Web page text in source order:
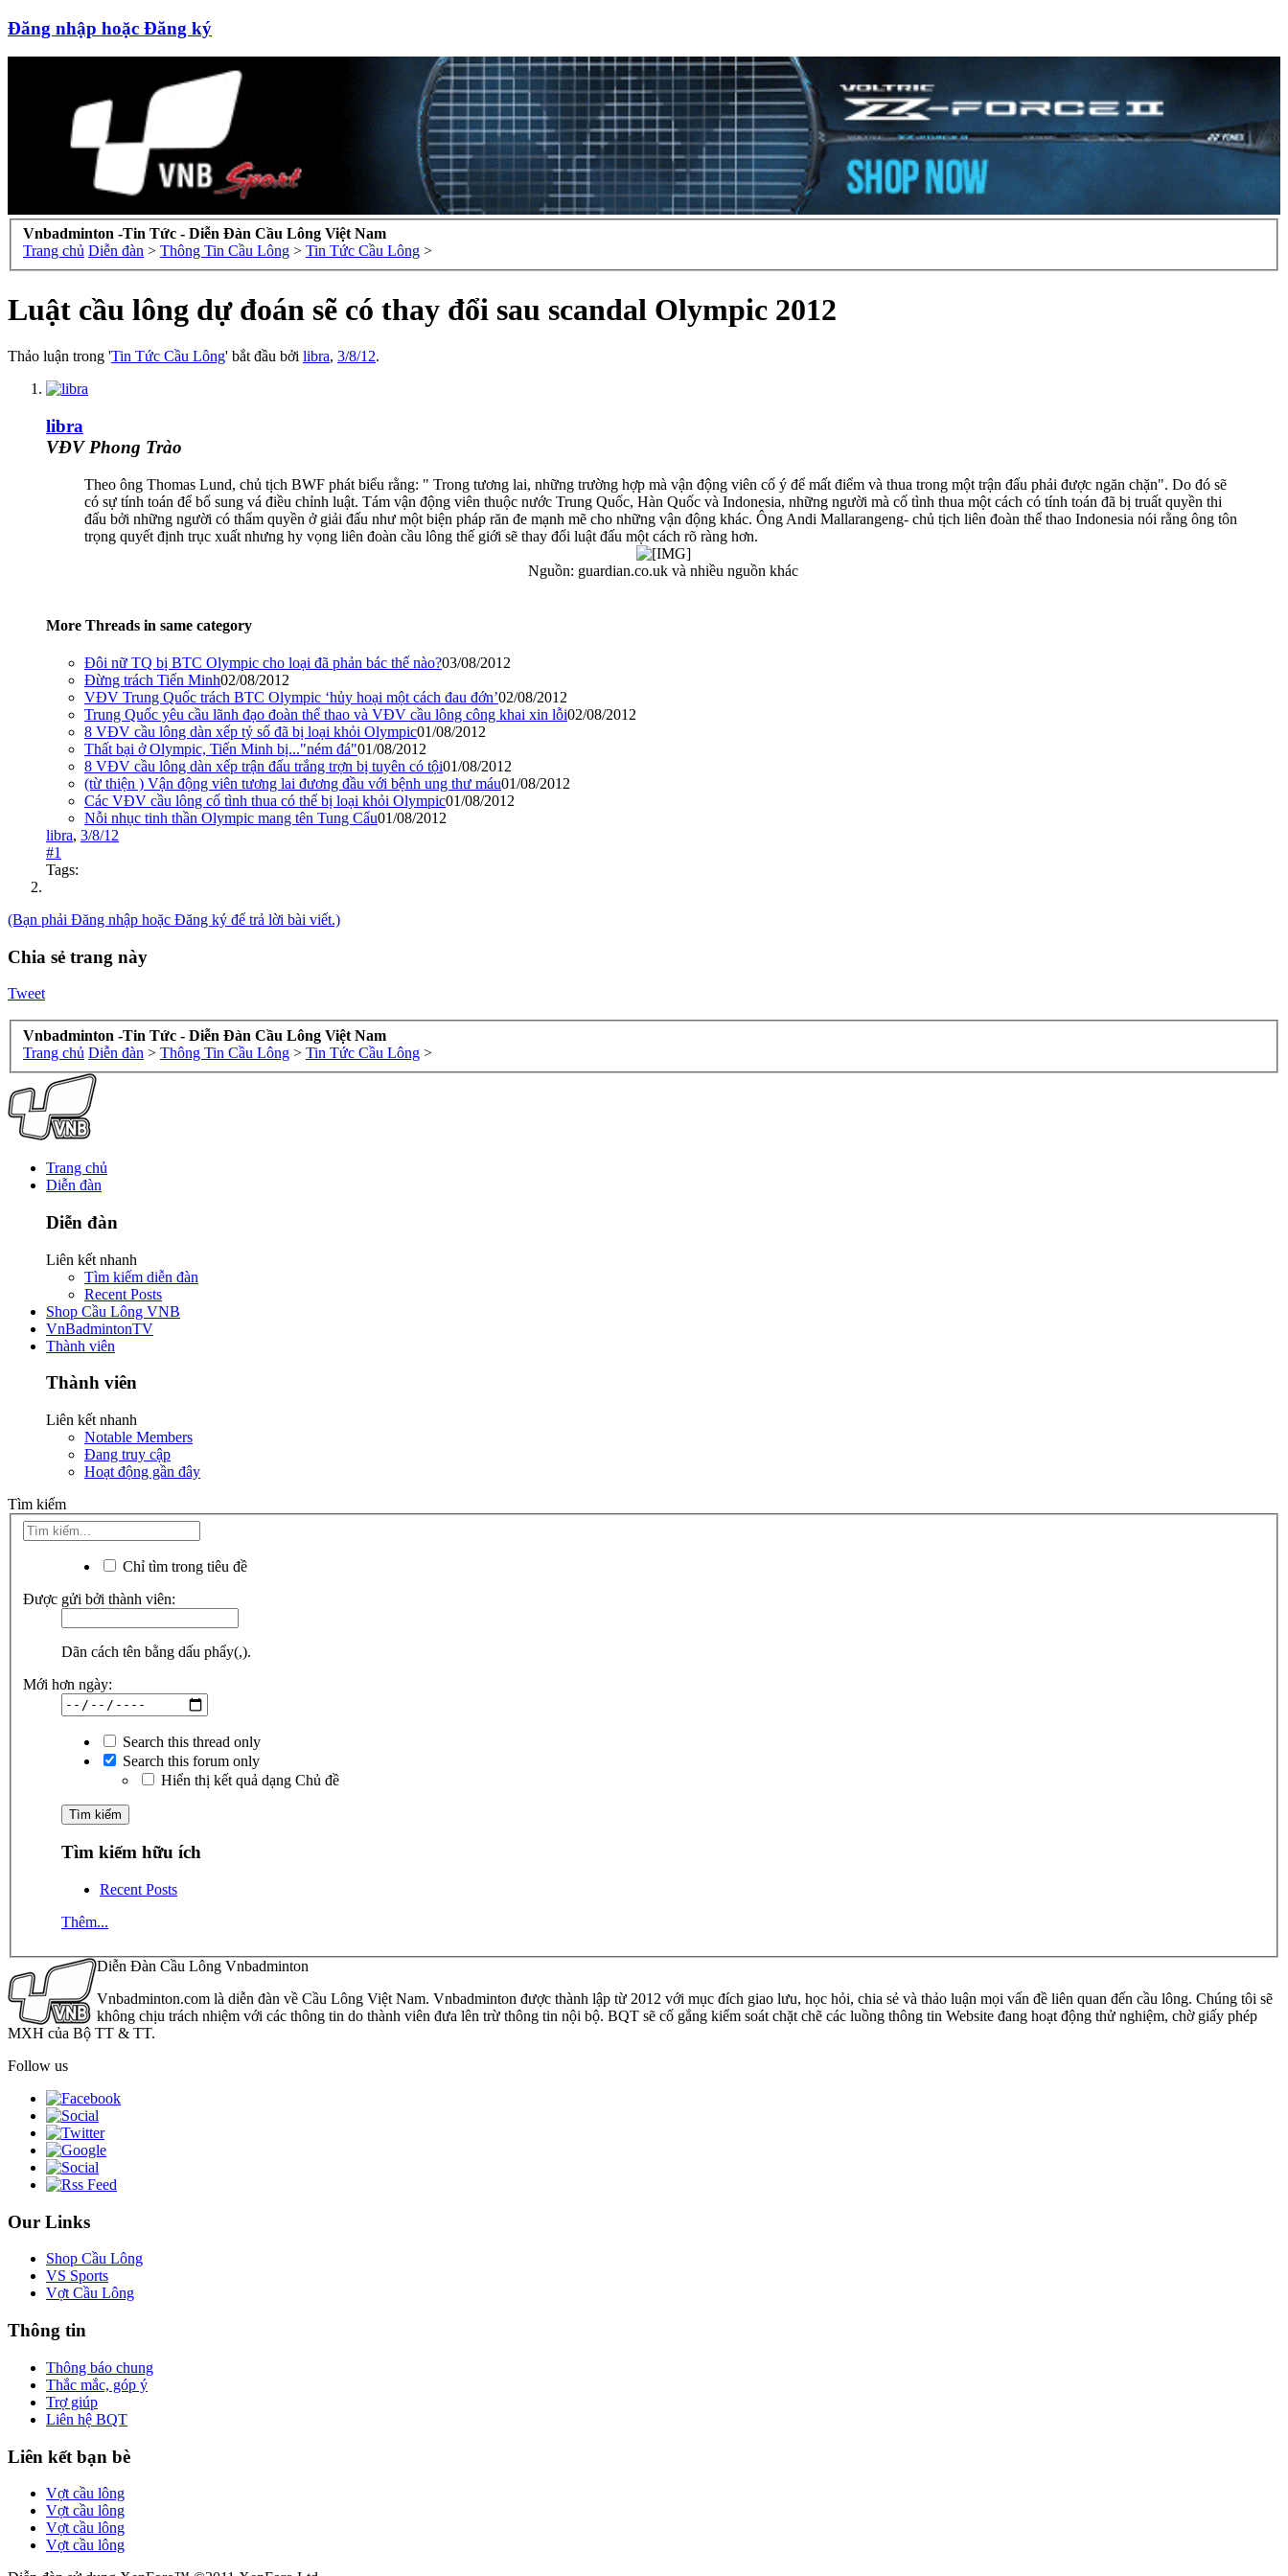
Đăng nhập hoặc Đăng ký
Vnbadminton -Tin Tức - Diễn Đàn Cầu Lông Việt Nam
Trang chủ Diễn đàn > Thông Tin Cầu Lông > Tin Tức Cầu Lông >
Luật cầu lông dự đoán sẽ có thay đổi sau scandal Olympic 2012
Thảo luận trong 'Tin Tức Cầu Lông' bắt đầu bởi libra, 3/8/12.
libra
VĐV Phong Trào
Theo ông Thomas Lund, chủ tịch BWF phát biểu rằng: " Trong tương lai, những trường hợp mà vận động viên cố ý để mất điểm và thua trong một trận đấu phải được ngăn chặn". Do đó sẽ
có sự tính toán để bổ sung vá điều chỉnh luật. Tám vận động viên thuộc nước Trung Quốc, Hàn Quốc và Indonesia, những người mà cố tình thua một cách có tính toán đã bị truất quyền thi
đấu bởi những người có thẩm quyền ở giải đấu như một biện pháp răn đe mạnh mẽ cho những vận động khác. Ông Andi Mallarangeng- chủ tịch liên đoàn thể thao Indonesia nói rằng ông tôn
trọng quyết định trục xuất nhưng hy vọng liên đoàn cầu lông thế giới sẽ thay đổi luật đấu một cách rõ ràng hơn.
Nguồn: guardian.co.uk và nhiều nguồn khác
More Threads in same category
Đôi nữ TQ bị BTC Olympic cho loại đã phản bác thế nào?03/08/2012
Đừng trách Tiến Minh02/08/2012
VĐV Trung Quốc trách BTC Olympic ‘hủy hoại một cách đau đớn’02/08/2012
Trung Quốc yêu cầu lãnh đạo đoàn thể thao và VĐV cầu lông công khai xin lỗi02/08/2012
8 VĐV cầu lông dàn xếp tỷ số đã bị loại khỏi Olympic01/08/2012
Thất bại ở Olympic, Tiến Minh bị..."ném đá"01/08/2012
8 VĐV cầu lông dàn xếp trận đấu trắng trợn bị tuyên có tội01/08/2012
(từ thiện ) Vận động viên tương lai đương đầu với bệnh ung thư máu01/08/2012
Các VĐV cầu lông cố tình thua có thể bị loại khỏi Olympic01/08/2012
Nỗi nhục tinh thần Olympic mang tên Tung Cẩu01/08/2012
libra, 3/8/12
#1
Tags:
(Bạn phải Đăng nhập hoặc Đăng ký để trả lời bài viết.)
Chia sẻ trang này
Tweet
Vnbadminton -Tin Tức - Diễn Đàn Cầu Lông Việt Nam
Trang chủ Diễn đàn > Thông Tin Cầu Lông > Tin Tức Cầu Lông >
Trang chủ
Diễn đàn
Diễn đàn
Liên kết nhanh
Tìm kiếm diễn đàn
Recent Posts
Shop Cầu Lông VNB
VnBadmintonTV
Thành viên
Thành viên
Liên kết nhanh
Notable Members
Đang truy cập
Hoạt động gần đây
Tìm kiếm
Chỉ tìm trong tiêu đề
Được gửi bởi thành viên:
Dãn cách tên bằng dấu phẩy(,).
Mới hơn ngày:
Search this thread only
Search this forum only
Hiển thị kết quả dạng Chủ đề
Tìm kiếm hữu ích
Recent Posts
Thêm...
Diễn Đàn Cầu Lông Vnbadminton
Vnbadminton.com là diễn đàn về Cầu Lông Việt Nam. Vnbadminton được thành lập từ 2012 với mục đích giao lưu, học hỏi, chia sẻ và thảo luận mọi vấn đề liên quan đến cầu lông. Chúng tôi sẽ
không chịu trách nhiệm với các thông tin do thành viên đưa lên trừ thông tin nội bộ. BQT sẽ cố gắng kiểm soát chặt chẽ các luồng thông tin Website đang hoạt động thử nghiệm, chờ giấy phép
MXH của Bộ TT & TT.
Follow us
Our Links
Shop Cầu Lông
VS Sports
Vợt Cầu Lông
Thông tin
Thông báo chung
Thắc mắc, góp ý
Trợ giúp
Liên hệ BQT
Liên kết bạn bè
Vợt cầu lông
Vợt cầu lông
Vợt cầu lông
Vợt cầu lông